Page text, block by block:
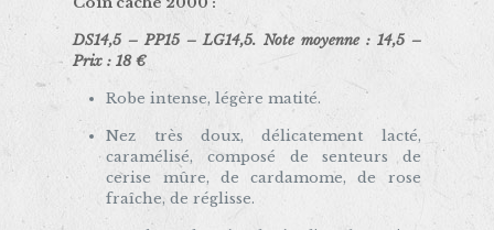
DS14,5 – PP15 – LG14,5. Note moyenne : 14,5 –
Prix : 18 €
Robe intense, légère matité.
Nez très doux, délicatement lacté,
caramélisé, composé de senteurs de
cerise mûre, de cardamome, de rose
fraîche, de réglisse.